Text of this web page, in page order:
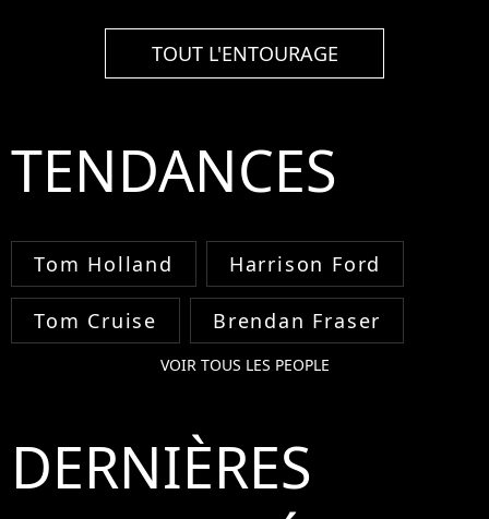
TOUT L'ENTOURAGE
TENDANCES
Tom Holland Harrison Ford
Tom Cruise Brendan Fraser
VOIR TOUS LES PEOPLE
DERNIÈRES